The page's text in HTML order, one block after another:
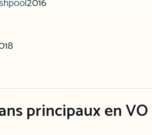
principaux en VO